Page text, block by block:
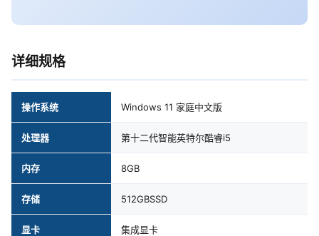
详细规格
操作系统 Windows 11 家庭中文版
处理器 第十二代智能英特尔酷睿i5
内存 8GB
存储 512GBSSD
显卡 集成显卡